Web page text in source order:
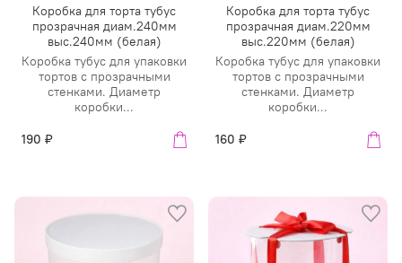
Коробка для торта тубус
прозрачная диам.240мм
выс.240мм (белая)
Коробка тубус для упаковки
тортов с прозрачными
стенками. Диаметр
коробки...
190 ₽
Коробка для торта тубус
прозрачная диам.220мм
выс.220мм (белая)
Коробка тубус для упаковки
тортов с прозрачными
стенками. Диаметр
коробки...
160 ₽